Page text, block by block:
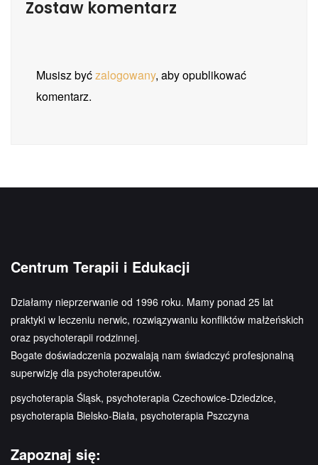
Zostaw komentarz
Musisz byćzalogowany, aby opublikować
komentarz.
Centrum Terapii i Edukacji
Działamy nieprzerwanie od 1996 roku. Mamy ponad 25 lat
praktyki w leczeniu nerwic, rozwiązywaniu konfliktów małżeńskich
oraz psychoterapii rodzinnej.
Bogate doświadczenia pozwalają nam świadczyć profesjonalną
superwizję dla psychoterapeutów.
psychoterapia Śląsk, psychoterapia Czechowice-Dziedzice,
psychoterapia Bielsko-Biała, psychoterapia Pszczyna
Zapoznaj się: